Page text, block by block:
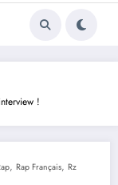
!
, Rap Français, Rz